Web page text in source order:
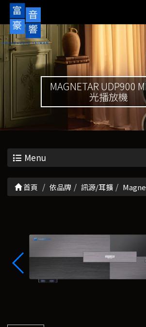
MAGNETAR UDP900
光播放機
Menu
首頁 依品牌 訊源/耳擴